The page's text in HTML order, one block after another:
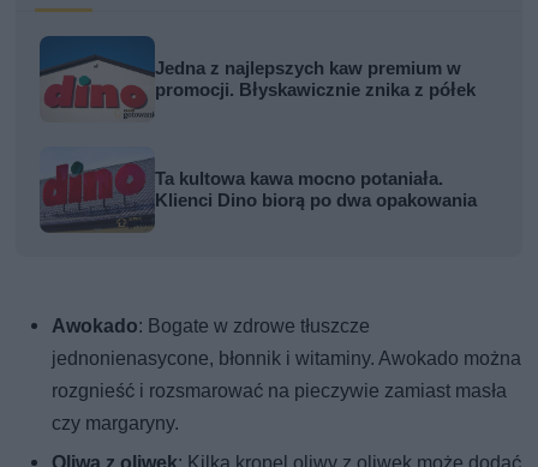
Jedna z najlepszych kaw premium w
promocji. Błyskawicznie znika z półek
Ta kultowa kawa mocno potaniała.
Klienci Dino biorą po dwa opakowania
Awokado: Bogate w zdrowe tłuszcze
jednonienasycone, błonnik i witaminy. Awokado można
rozgnieść i rozsmarować na pieczywie zamiast masła
czy margaryny.